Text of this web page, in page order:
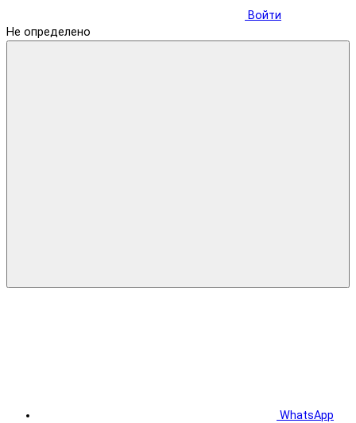
Войти
Не определено
WhatsApp